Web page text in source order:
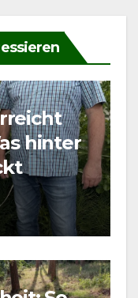
hinter